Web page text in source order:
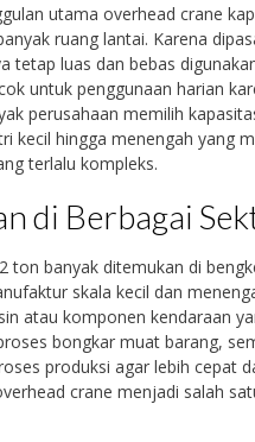
utama overhead crane
ruang lantai. Karena
tetap luas dan bebas
untuk penggunaan harian
perusahaan memilih
kecil hingga menengah yang
terlalu kompleks.
di Berbagai
ton banyak ditemukan di
skala kecil dan
atau komponen kendaraan
bongkar muat barang,
produksi agar lebih cepat
crane menjadi salah